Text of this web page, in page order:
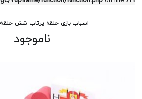
اسباب بازی حلقه پرتاب شش حلقه QUOITS
ناموجود